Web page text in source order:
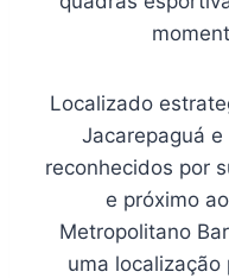
Localizado
Jacarepaguá
reconhecidos por
e próximo
Metropolitano
uma